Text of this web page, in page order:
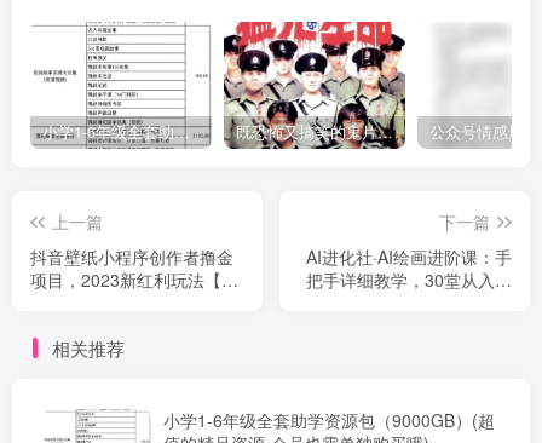
小学1-6年级全套助学资源包（9000GB）(超值的精品资源-会员也需单独购买哦) 既恐怖又搞笑的鬼片（10部猛鬼恐怖片都是喜剧片）
上一篇
抖音壁纸小程序创作者撸金
项目，2023新红利玩法【项
下一篇
AI进化社·AI绘画进阶课：手
把手详细教学，30堂从入门
相关推荐
小学1-6年级全套助学资源包（9000GB）(超